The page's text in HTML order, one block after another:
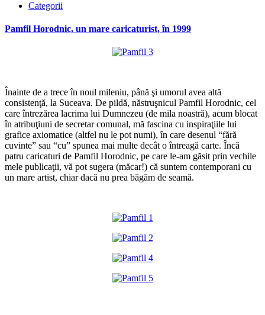
Categorii
Pamfil Horodnic, un mare caricaturist, în 1999
Înainte de a trece în noul mileniu, până şi umorul avea altă
consistenţă, la Suceava. De pildă, năstruşnicul Pamfil Horodnic, cel
care întrezărea lacrima lui Dumnezeu (de mila noastră), acum blocat
în atribuţiuni de secretar comunal, mă fascina cu inspiraţiile lui
grafice axiomatice (altfel nu le pot numi), în care desenul “fără
cuvinte” sau “cu” spunea mai multe decât o întreagă carte. Încă
patru caricaturi de Pamfil Horodnic, pe care le-am găsit prin vechile
mele publicaţii, vă pot sugera (măcar!) că suntem contemporani cu
un mare artist, chiar dacă nu prea băgăm de seamă.